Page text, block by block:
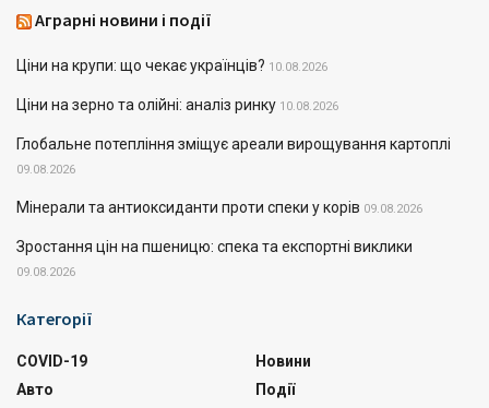
Аграрні новини і події
Ціни на крупи: що чекає українців? 10.08.2026
Ціни на зерно та олійні: аналіз ринку 10.08.2026
Глобальне потепління зміщує ареали вирощування картоплі
09.08.2026
Мінерали та антиоксиданти проти спеки у корів 09.08.2026
Зростання цін на пшеницю: спека та експортні виклики
09.08.2026
Категорії
COVID-19
Авто
Новини
Події